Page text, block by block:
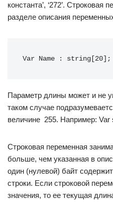
константа’, ‘272’. Строковая
разделе описания
Var Name : string[20];
Параметр длины может и не
таком случае
величине  255. Например:
Строковая переменная
больше, чем указанная в
один (нулевой) байт
строки. Если строковой
значения, то ее текущая